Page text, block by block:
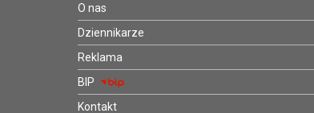
O nas
Dziennikarze
Reklama
BIP
Kontakt